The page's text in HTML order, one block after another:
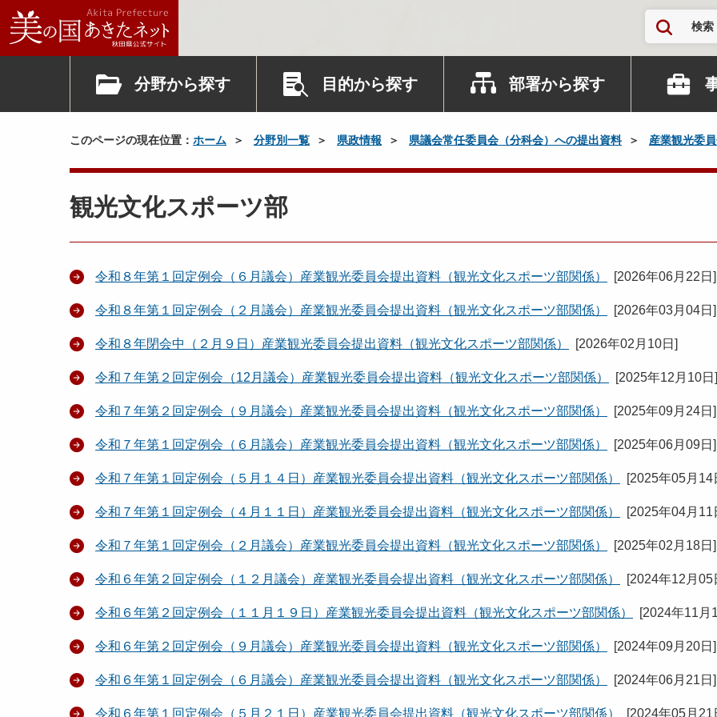
検索
分野から探す 目的から探す 部署から探す
このページの現在位置： ホーム 分野別一覧 県政情報 県議会常任委員会（分科会）への提出資料 産業観光委
観光文化スポーツ部
令和８年第１回定例会（６月議会）産業観光委員会提出資料（観光文化スポーツ部関係） [2026年06月22日 ]
令和８年第１回定例会（２月議会）産業観光委員会提出資料（観光文化スポーツ部関係） [2026年03月04日 ]
令和８年閉会中（２月９日）産業観光委員会提出資料（観光文化スポーツ部関係） [2026年02月10日 ]
令和７年第２回定例会（12月議会）産業観光委員会提出資料（観光文化スポーツ部関係） [2025年12月10日 ]
令和７年第２回定例会（９月議会）産業観光委員会提出資料（観光文化スポーツ部関係） [2025年09月24日 ]
令和７年第１回定例会（６月議会）産業観光委員会提出資料（観光文化スポーツ部関係） [2025年06月09日 ]
令和７年第１回定例会（５月１４日）産業観光委員会提出資料（観光文化スポーツ部関係） [2025年05月14
令和７年第１回定例会（４月１１日）産業観光委員会提出資料（観光文化スポーツ部関係） [2025年04月11
令和７年第１回定例会（２月議会）産業観光委員会提出資料（観光文化スポーツ部関係） [2025年02月18日 ]
令和６年第２回定例会（１２月議会）産業観光委員会提出資料（観光文化スポーツ部関係） [2024年12月05
令和６年第２回定例会（１１月１９日）産業観光委員会提出資料（観光文化スポーツ部関係） [2024年11月
令和６年第２回定例会（９月議会）産業観光委員会提出資料（観光文化スポーツ部関係） [2024年09月20日 ]
令和６年第１回定例会（６月議会）産業観光委員会提出資料（観光文化スポーツ部関係） [2024年06月21日 ]
令和６年第１回定例会（５月２１日）産業観光委員会提出資料（観光文化スポーツ部関係） [2024年05月21